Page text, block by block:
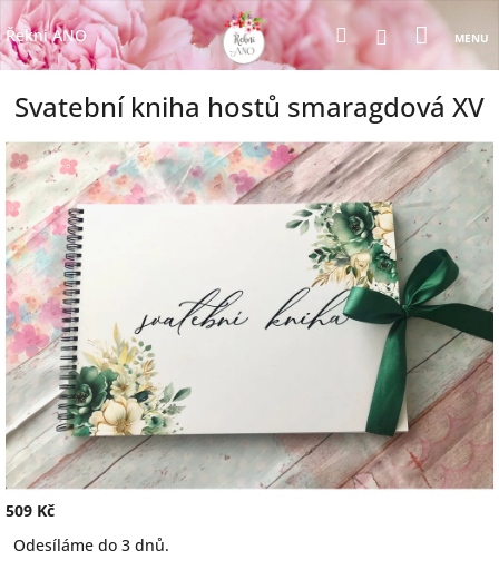
Přejít
na
obsah
Řekni ANO HledatPřihlášení
košík
Svatební kniha hostů smaragdová XV
509 Kč
cena:
Odesíláme do 3 dnů.